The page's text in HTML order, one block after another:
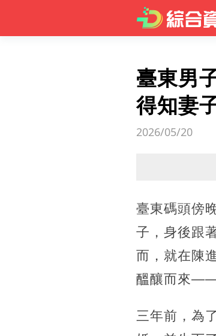
臺東男
得知妻
2026/05/20
臺東碼頭傍
子，身後跟
而，就在陳
醞釀而來——
三年前，為